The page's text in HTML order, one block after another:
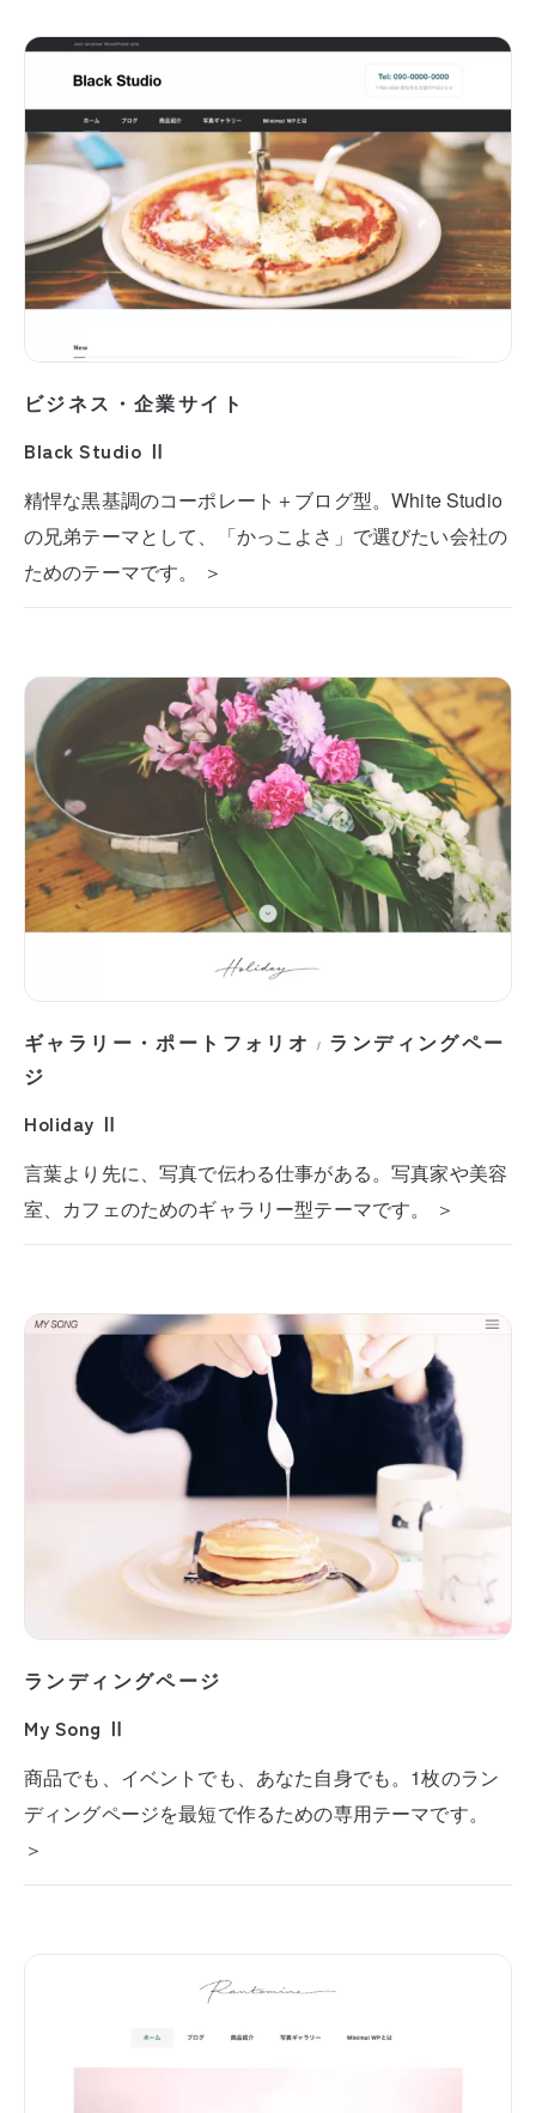
ビジネス・企業サイト
Black Studio Ⅱ
精悍な黒基調のコーポレート＋ブログ型。White Studio
の兄弟テーマとして、「かっこよさ」で選びたい会社の
ためのテーマです。 ＞
ギャラリー・ポートフォリオ / ランディングペー
ジ
Holiday Ⅱ
言葉より先に、写真で伝わる仕事がある。写真家や美容
室、カフェのためのギャラリー型テーマです。 ＞
ランディングページ
My Song Ⅱ
商品でも、イベントでも、あなた自身でも。1枚のラン
ディングページを最短で作るための専用テーマです。
＞